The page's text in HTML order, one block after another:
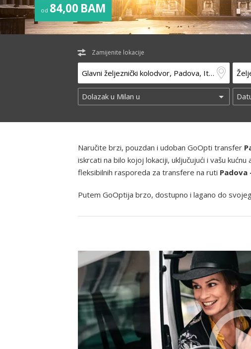
od 84,00 BAM
Zamijenite lokacije
Naručite brzi, pouzdan i udoban GoOpti transfer
iskrcati na bilo kojoj lokaciji, uključujući i vašu
fleksibilnih rasporeda za transfere na ruti Padova
Putem GoOptija brzo, dostupno i lagano do